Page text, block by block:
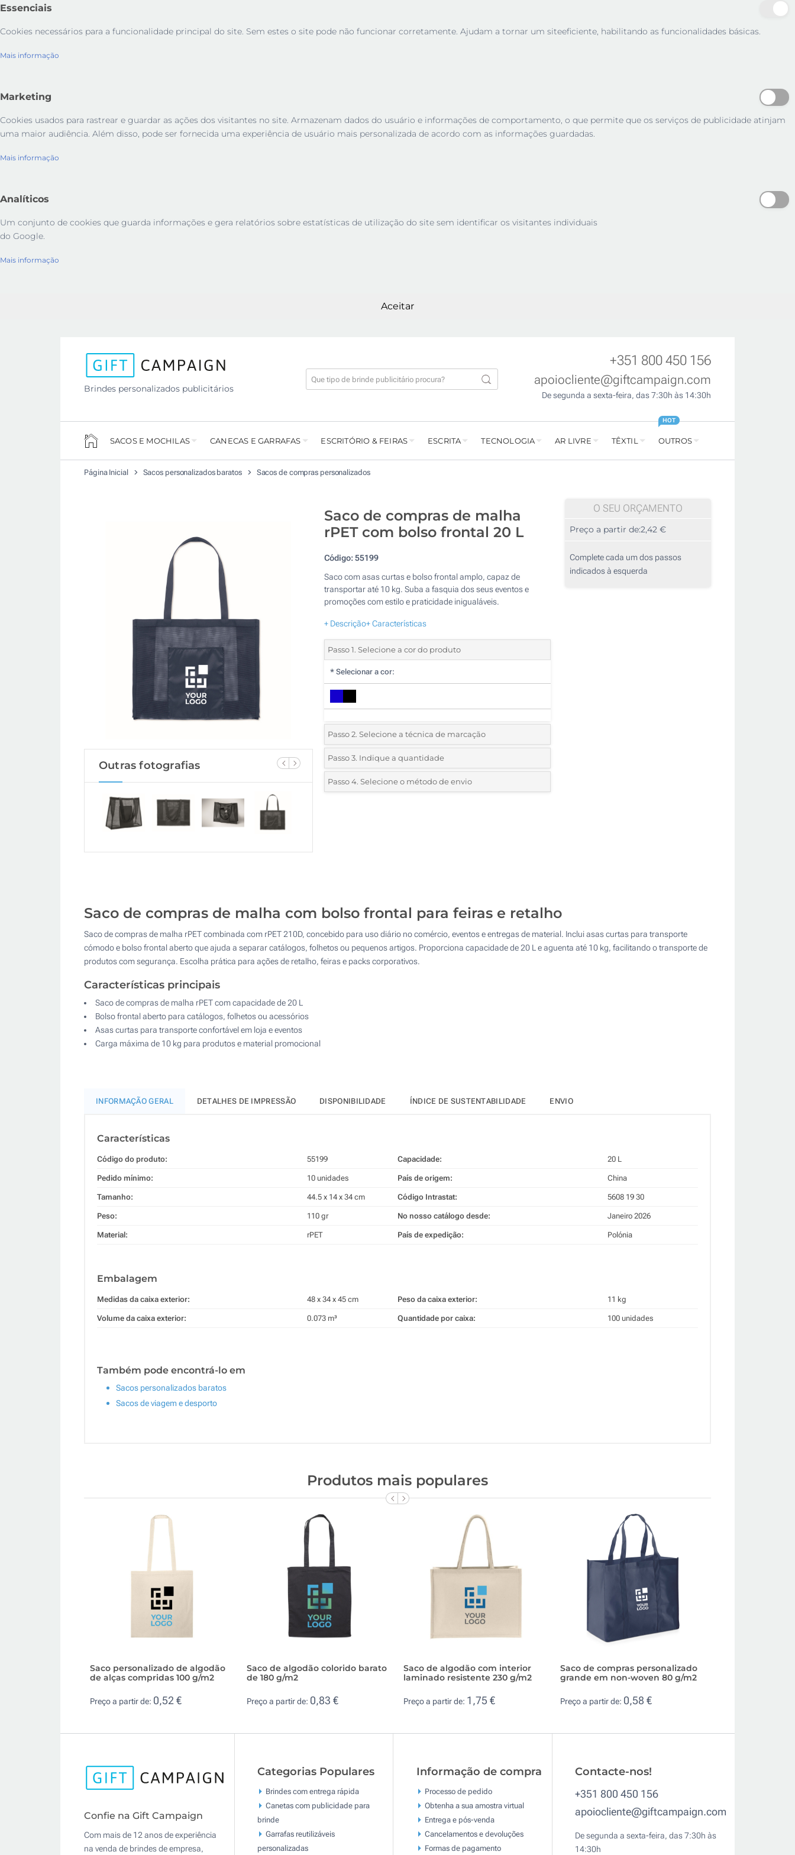
Essenciais
Cookies necessários para a funcionalidade principal do site. Sem estes o site pode não funcionar corretamente. Ajudam a tornar um siteeficiente, habilitando as funcionalidades básicas.
Mais informação
Marketing
Cookies usados ​​para rastrear e guardar as ações dos visitantes no site. Armazenam dados do usuário e informações de comportamento, o que permite que os serviços de publicidade atinjam
uma maior audiência. Além disso, pode ser fornecida uma experiência de usuário mais personalizada de acordo com as informações guardadas.
Mais informação
Analíticos
Um conjunto de cookies que guarda informações e gera relatórios sobre estatísticas de utilização do site sem identificar os visitantes individuais
do Google.
Mais informação
Aceitar
Brindes personalizados publicitários
+351 800 450 156
apoiocliente@giftcampaign.com
De segunda a sexta-feira, das 7:30h às 14:30h
SACOS E MOCHILAS CANECAS E GARRAFAS ESCRITÓRIO & FEIRAS ESCRITA TECNOLOGIA AR LIVRE TÊXTIL OUTROS
HOT
Página Inicial Sacos personalizados baratos Sacos de compras personalizados
Outras fotografias
Saco de compras de malha
rPET com bolso frontal 20 L
Código:55199
Saco com asas curtas e bolso frontal amplo, capaz de
transportar até 10 kg. Suba a fasquia dos seus eventos e
promoções com estilo e praticidade inigualáveis.
+ Descrição+ Características
Passo 1. Selecione a cor do produto
* Selecionar a cor:
Passo 2. Selecione a técnica de marcação
*Selecione o tipo de marcação e as cores do logotipo:
1 Cor (Na frente)
Transferência Refletiva (Na frente)
Sem impressão
Passo 3. Indique a quantidade
*Quantidade mínima:10
Outra : Atualizar
Passo 4. Selecione o método de envio
O SEU ORÇAMENTO
Preço a partir de:2,42 €
Complete cada um dos passos
indicados à esquerda
Saco de compras de malha com bolso frontal para feiras e retalho
Saco de compras de malha rPET combinada com rPET 210D, concebido para uso diário no comércio, eventos e entregas de material. Inclui asas curtas para transporte
cómodo e bolso frontal aberto que ajuda a separar catálogos, folhetos ou pequenos artigos. Proporciona capacidade de 20 L e aguenta até 10 kg, facilitando o transporte de
produtos com segurança. Escolha prática para ações de retalho, feiras e packs corporativos.
Características principais
Saco de compras de malha rPET com capacidade de 20 L
Bolso frontal aberto para catálogos, folhetos ou acessórios
Asas curtas para transporte confortável em loja e eventos
Carga máxima de 10 kg para produtos e material promocional
INFORMAÇÃO GERAL DETALHES DE IMPRESSÃO DISPONIBILIDADE ÍNDICE DE SUSTENTABILIDADE ENVIO
Características
Código do produto: 55199
Pedido mínimo: 10 unidades
Tamanho: 44.5 x 14 x 34 cm
Peso: 110 gr
Material: rPET
Capacidade: 20 L
País de origem: China
Código Intrastat: 5608 19 30
No nosso catálogo desde: Janeiro 2026
País de expedição: Polónia
Embalagem
Medidas da caixa exterior: 48 x 34 x 45 cm
Volume da caixa exterior: 0.073 m³
Peso da caixa exterior: 11 kg
Quantidade por caixa: 100 unidades
Também pode encontrá-lo em
Sacos personalizados baratos
Sacos de viagem e desporto
Produtos mais populares
Saco personalizado de algodão
de alças compridas 100 g/m2
Preço a partir de: 0,52 €
Saco de algodão colorido barato
de 180 g/m2
Preço a partir de: 0,83 €
Saco de algodão com interior
laminado resistente 230 g/m2
Preço a partir de: 1,75 €
Saco de compras personalizado
grande em non-woven 80 g/m2
Preço a partir de: 0,58 €
Confie na Gift Campaign
Com mais de 12 anos de experiência
na venda de brindes de empresa,
Categorias Populares
Brindes com entrega rápida
Canetas com publicidade para
brinde
Garrafas reutilizáveis
personalizadas
Informação de compra
Processo de pedido
Obtenha a sua amostra virtual
Entrega e pós-venda
Cancelamentos e devoluções
Formas de pagamento
Contacte-nos!
+351 800 450 156
apoiocliente@giftcampaign.com
De segunda a sexta-feira, das 7:30h às
14:30h